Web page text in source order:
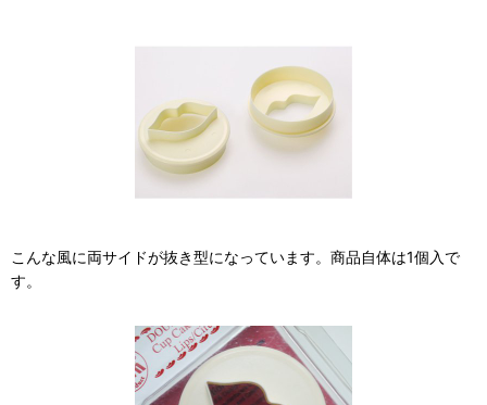
こんな風に両サイドが抜き型になっています。商品自体は1個入で
す。